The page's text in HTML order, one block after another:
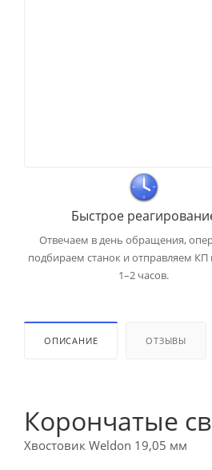
Быстрое
Отвечаем в день обращения,
подбираем станок и отправляем КП
1–2 часов.
ОПИСАНИЕ ОТЗЫВЫ
Корончатые
Хвостовик Weldon 19,05 мм